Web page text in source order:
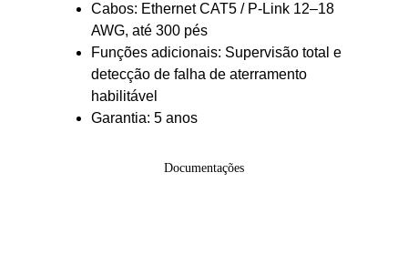
Cabos: Ethernet CAT5 / P-Link 12–18
AWG, até 300 pés
Funções adicionais: Supervisão total e
detecção de falha de aterramento
habilitável
Garantia: 5 anos
Documentações